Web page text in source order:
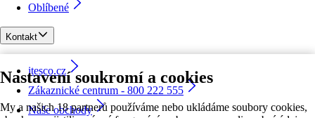
Nastavení soukromí a cookies
My a našich 18 partnerů používáme nebo ukládáme soubory cookies,
Oblíbené
Kontakt
itesco.cz
Zákaznické centrum - 800 222 555
Naše obchody